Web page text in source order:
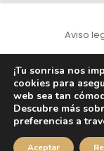
© Instituto
Aviso
¡Tu sonrisa nos
cookies para
web sea tan
Descubre más
preferencias a
Aceptar